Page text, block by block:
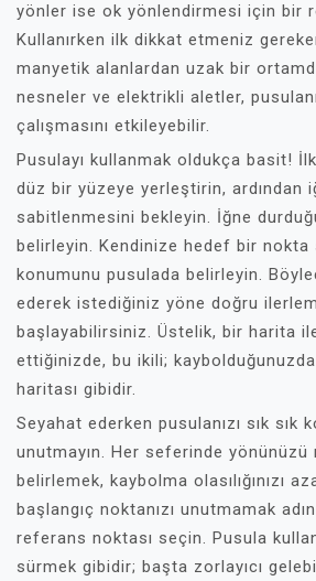
yönler ise ok yönlendirmesi için bir
Kullanırken ilk dikkat etmeniz
manyetik alanlardan uzak bir
nesneler ve elektrikli aletler,
çalışmasını etkileyebilir.
Pusulayı kullanmak oldukça basit!
düz bir yüzeye yerleştirin, ardından
sabitlenmesini bekleyin. İğne
belirleyin. Kendinize hedef bir nokta
konumunu pusulada belirleyin.
ederek istediğiniz yöne doğru
başlayabilirsiniz. Üstelik, bir harita
ettiğinizde, bu ikili;
haritası gibidir.
Seyahat ederken pusulanızı sık sık
unutmayın. Her seferinde yönünüzü
belirlemek, kaybolma olasılığınızı
başlangıç noktanızı unutmamak
referans noktası seçin. Pusula
sürmek gibidir; başta zorlayıcı